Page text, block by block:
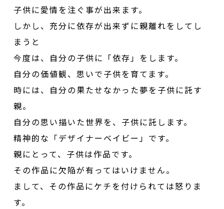
子供に愛情を注ぐ事が出来ます。
しかし、充分に依存が出来ずに親離れをしてし
まうと
今度は、自分の子供に「依存」をします。
自分の価値観、思いで子供を育てます。
時には、自分の果たせなかった夢を子供に託す
親。
自分の思い描いた世界を、子供に託します。
精神的な「デザイナーベイビー」です。
親にとって、子供は作品です。
その作品に欠陥が有ってはいけません。
まして、その作品にケチを付けられては怒りま
す。